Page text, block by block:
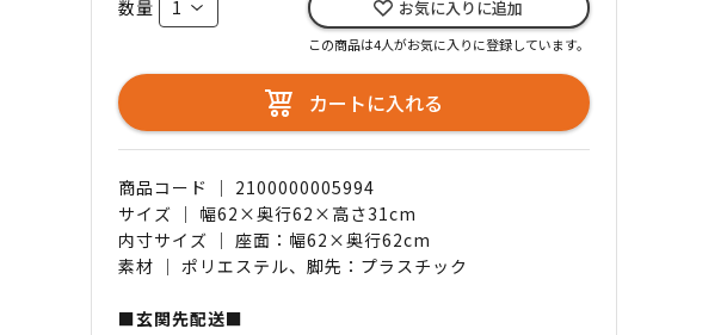
数量 お気に入りに追加
この商品は4人がお気に入りに登録しています。
カートに入れる
商品コード ｜ 2100000005994
サイズ ｜ 幅62×奥行62×高さ31cm
内寸サイズ ｜ 座面：幅62×奥行62cm
素材 ｜ ポリエステル、脚先：プラスチック
■玄関先配送■